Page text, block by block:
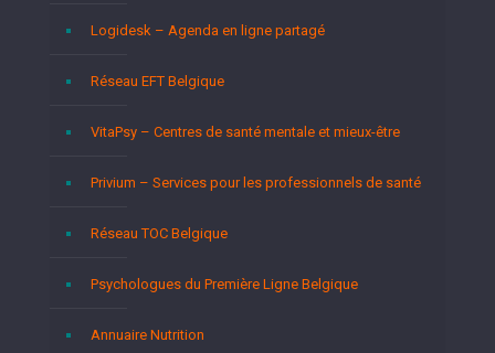
Logidesk – Agenda en ligne partagé
Réseau EFT Belgique
VitaPsy – Centres de santé mentale et mieux-être
Privium – Services pour les professionnels de santé
Réseau TOC Belgique
Psychologues du Première Ligne Belgique
Annuaire Nutrition